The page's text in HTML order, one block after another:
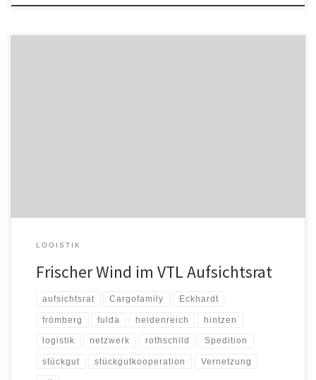
LOGISTIK
Frischer Wind im VTL Aufsichtsrat
aufsichtsrat Cargofamily Eckhardt
frömberg fulda heidenreich hintzen
logistik netzwerk rothschild Spedition
stückgut stückgutkooperation Vernetzung